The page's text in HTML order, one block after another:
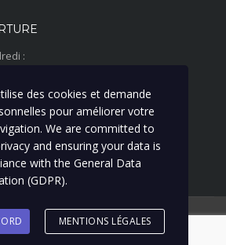
:
PEINTURE
Renault I Création : La Clique à Bill I
des cookies et demande
pour améliorer votre
We are committed to
and ensuring your data is
with the General Data
(GDPR).
MENTIONS LÉGALES